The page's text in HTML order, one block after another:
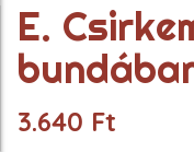
E.
3.640 Ft